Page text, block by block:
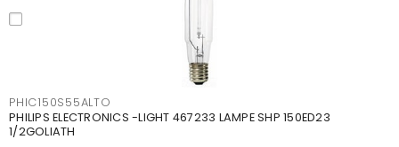
PHIC150S55ALTO
PHILIPS ELECTRONICS -LIGHT 467233 LAMPE SHP 150ED23
1/2GOLIATH